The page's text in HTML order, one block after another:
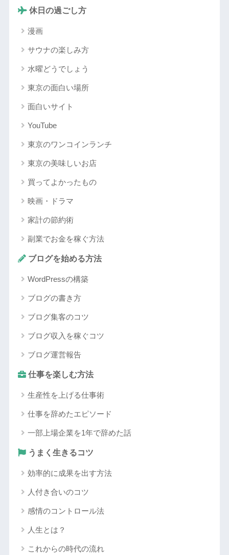
休日の過ごし方
漫画
サウナの楽しみ方
水曜どうでしょう
東京の面白い場所
面白いサイト
YouTube
東京のワンコインランチ
東京の美味しいお店
買ってよかったもの
映画・ドラマ
家計の節約術
副業でお金を稼ぐ方法
ブログを始める方法
WordPressの構築
ブログの書き方
ブログ集客のコツ
ブログ収入を稼ぐコツ
ブログ運営報告
仕事を楽しむ方法
生産性を上げる仕事術
仕事を辞めたエピソード
一部上場企業を1年で辞めた話
うまく生きるコツ
効率的に成果を出す方法
人付き合いのコツ
感情のコントロール法
人生とは？
これからの時代の流れ